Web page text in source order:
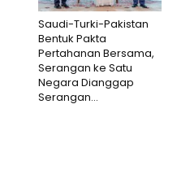
Saudi-Turki-Pakistan
Bentuk Pakta
Pertahanan Bersama,
Serangan ke Satu
Negara Dianggap
Serangan...